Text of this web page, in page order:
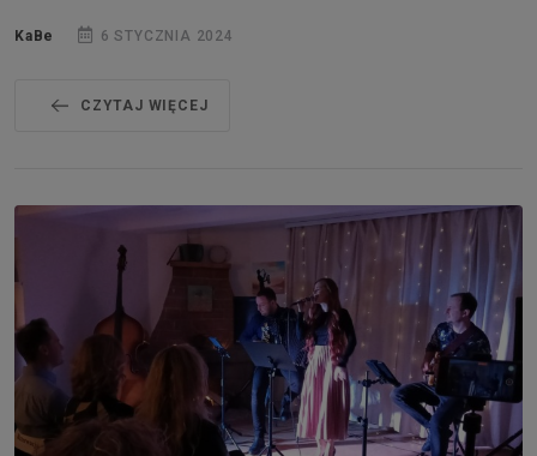
KaBe 6 STYCZNIA 2024
CZYTAJ WIĘCEJ